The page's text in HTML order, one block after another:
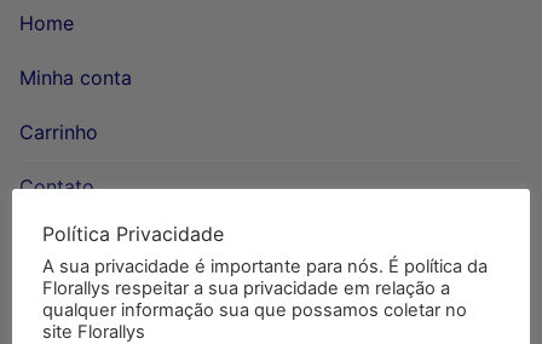
Home
Minha conta
Carrinho
Contato
CATEGORIAS
Aromaterapia
Política Privacidade
A sua privacidade é importante para nós. É política da
Florallys respeitar a sua privacidade em relação a
qualquer informação sua que possamos coletar no
site Florallys